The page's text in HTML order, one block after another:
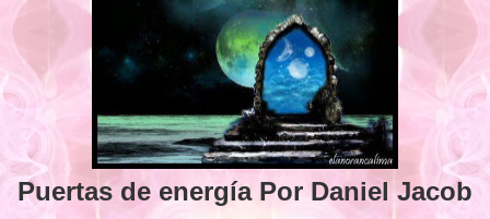
Puertas de energía Por Daniel Jacob